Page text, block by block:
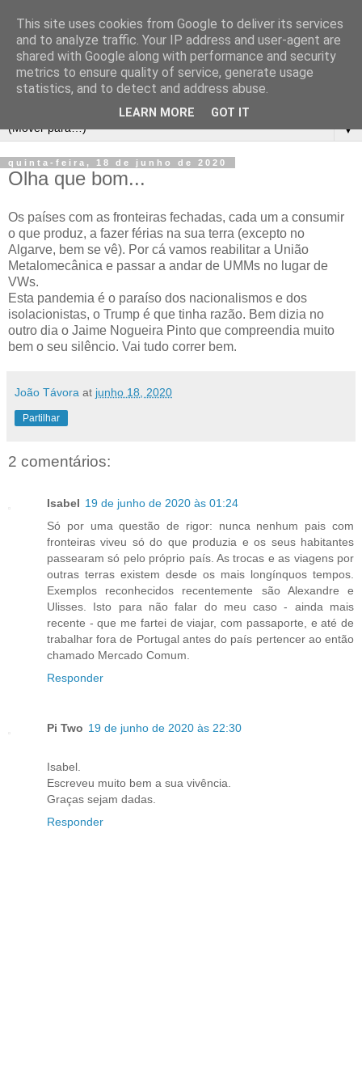
▼
quinta-feira, 18 de junho de 2020
Olha que bom...
Os países com as fronteiras fechadas, cada um a consumir
o que produz, a fazer férias na sua terra (excepto no
Algarve, bem se vê). Por cá vamos reabilitar a União
Metalomecânica e passar a andar de UMMs no lugar de
VWs.
Esta pandemia é o paraíso dos nacionalismos e dos
isolacionistas, o Trump é que tinha razão. Bem dizia no
outro dia o Jaime Nogueira Pinto que compreendia muito
bem o seu silêncio. Vai tudo correr bem.
João Távora at junho 18, 2020
Partilhar
2 comentários:
Isabel 19 de junho de 2020 às 01:24
Só por uma questão de rigor: nunca nenhum pais com
fronteiras viveu só do que produzia e os seus habitantes
passearam só pelo próprio país. As trocas e as viagens por
outras terras existem desde os mais longínquos tempos.
Exemplos reconhecidos recentemente são Alexandre e
Ulisses. Isto para não falar do meu caso - ainda mais
recente - que me fartei de viajar, com passaporte, e até de
trabalhar fora de Portugal antes do país pertencer ao então
chamado Mercado Comum.
Responder
Pi Two 19 de junho de 2020 às 22:30
Isabel.
Escreveu muito bem a sua vivência.
Graças sejam dadas.
Responder
This site uses cookies from Google to deliver its services
and to analyze traffic. Your IP address and user-agent are
shared with Google along with performance and security
metrics to ensure quality of service, generate usage
statistics, and to detect and address abuse.
LEARN MORE GOT IT